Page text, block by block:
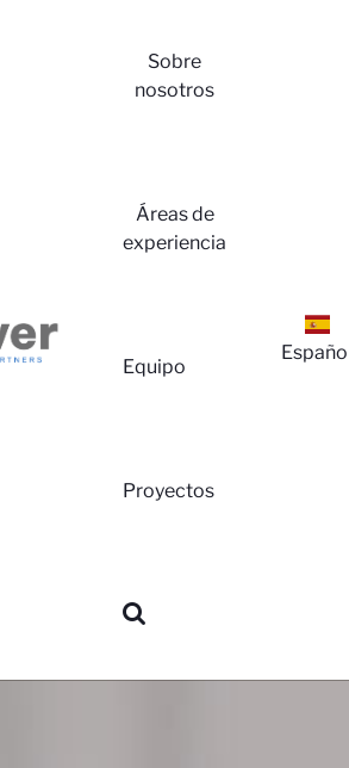
Sobre
nosotros
Áreas de
experiencia
Equipo
Proyectos